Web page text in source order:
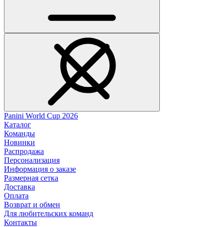
Panini World Cup 2026
Каталог
Команды
Новинки
Распродажа
Персонализация
Информация о заказе
Размерная сетка
Доставка
Оплата
Возврат и обмен
Для любительских команд
Контакты